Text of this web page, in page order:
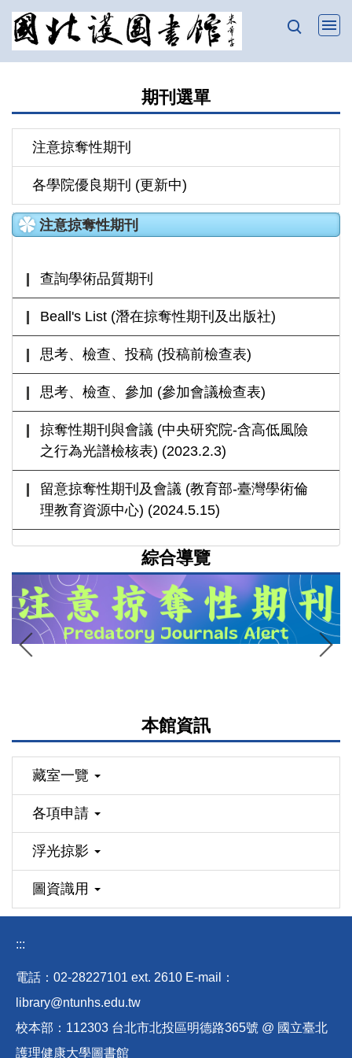
跳
到
期刊選單
注意掠奪性期刊
各學院優良期刊 (更新中)
注意掠奪性期刊
查詢學術品質期刊
Beall's List (潛在掠奪性期刊及出版社)
思考、檢查、投稿 (投稿前檢查表)
思考、檢查、參加 (參加會議檢查表)
掠奪性期刊與會議 (中央研究院-含高低風險
之行為光譜檢核表) (2023.2.3)
留意掠奪性期刊及會議 (教育部-臺灣學術倫
理教育資源中心) (2024.5.15)
綜合導覽
本館資訊
藏室一覽
各項申請
浮光掠影
圖資識用
:::
電話：02-28227101 ext. 2610 E-mail
：
library@ntunhs.edu.tw
校本部：112303 台北市北投區明德路365號 @ 國立臺北
護理健康大學圖書館